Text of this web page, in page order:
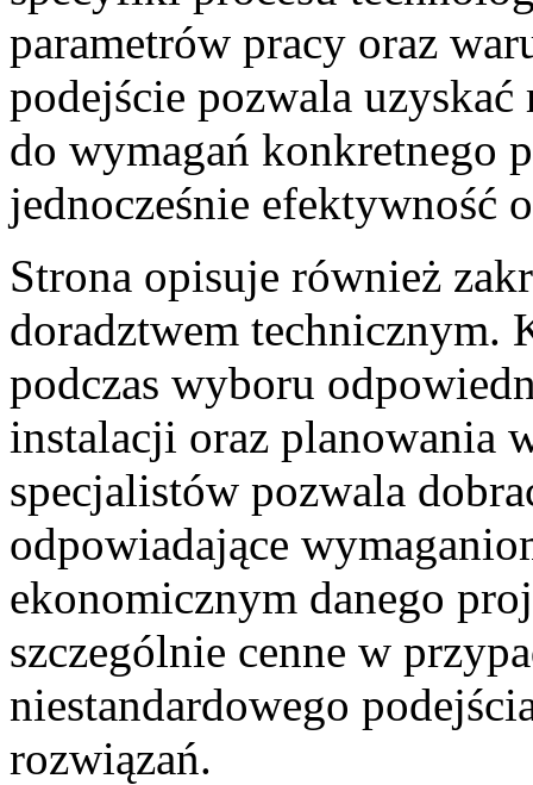
parametrów pracy oraz
podejście pozwala
do wymagań konkretnego
jednocześnie efektywność
Strona opisuje również
doradztwem technicznym.
podczas wyboru
instalacji oraz planowania
specjalistów pozwala
odpowiadające
ekonomicznym danego
szczególnie cenne w
niestandardowego
rozwiązań.